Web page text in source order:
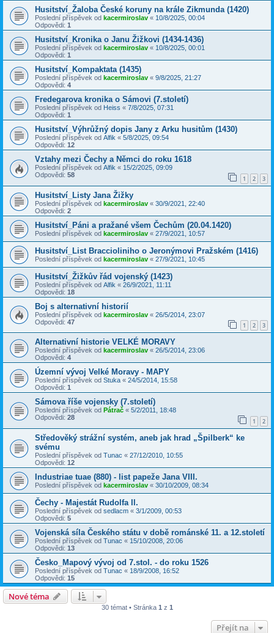
Husitství_Žaloba České koruny na krále Zikmunda (1420)
Poslední příspěvek od kacermiroslav « 10/8/2025, 00:04
Odpovědi: 1
Husitství_Kronika o Janu Žižkovi (1434-1436)
Poslední příspěvek od kacermiroslav « 10/8/2025, 00:01
Odpovědi: 1
Husitství_Kompaktata (1435)
Poslední příspěvek od kacermiroslav « 9/8/2025, 21:27
Odpovědi: 4
Fredegarova kronika o Sámovi (7.století)
Poslední příspěvek od Heiss « 7/8/2025, 07:31
Odpovědi: 1
Husitství_Výhrůžný dopis Jany z Arku husitům (1430)
Poslední příspěvek od Alfik « 5/8/2025, 09:54
Odpovědi: 12
Vztahy mezi Čechy a Němci do roku 1618
Poslední příspěvek od Alfik « 15/2/2025, 09:09
Odpovědi: 58 1 2 3
Husitství_Listy Jana Žižky
Poslední příspěvek od kacermiroslav « 30/9/2021, 22:40
Odpovědi: 2
Husitství_Páni a pražané všem Čechům (20.04.1420)
Poslední příspěvek od kacermiroslav « 27/9/2021, 10:57
Husitství_List Braccioliniho o Jeronýmovi Pražském (1416)
Poslední příspěvek od kacermiroslav « 27/9/2021, 10:45
Husitství_Žižkův řád vojenský (1423)
Poslední příspěvek od Alfik « 26/9/2021, 11:11
Odpovědi: 18
Boj s alternativní historií
Poslední příspěvek od kacermiroslav « 26/5/2014, 23:07
Odpovědi: 47 1 2 3
Alternativní historie VELKÉ MORAVY
Poslední příspěvek od kacermiroslav « 26/5/2014, 23:06
Odpovědi: 4
Územní vývoj Velké Moravy - MAPY
Poslední příspěvek od Stuka « 24/5/2014, 15:58
Odpovědi: 1
Sámova říše vojensky (7.století)
Poslední příspěvek od Pátrač « 5/2/2011, 18:48
Odpovědi: 28 1 2
Středověký strážní systém, aneb jak hrad „Špilberk“ ke
svému
Poslední příspěvek od Tunac « 27/12/2010, 10:55
Odpovědi: 12
Industriae tuae (880) - list papeže Jana VIII.
Poslední příspěvek od kacermiroslav « 30/10/2009, 08:34
Čechy - Majestát Rudolfa ll.
Poslední příspěvek od sedlacm « 3/1/2009, 00:53
Odpovědi: 5
Vojenská síla Českého státu v době románské 11. a 12.století
Poslední příspěvek od Tunac « 15/10/2008, 20:06
Odpovědi: 13
Česko_Mapový vývoj od 7.stol. - do roku 1526
Poslední příspěvek od Tunac « 18/9/2008, 16:52
Odpovědi: 15
Nové téma
30 témat • Stránka 1 z 1
Přejít na